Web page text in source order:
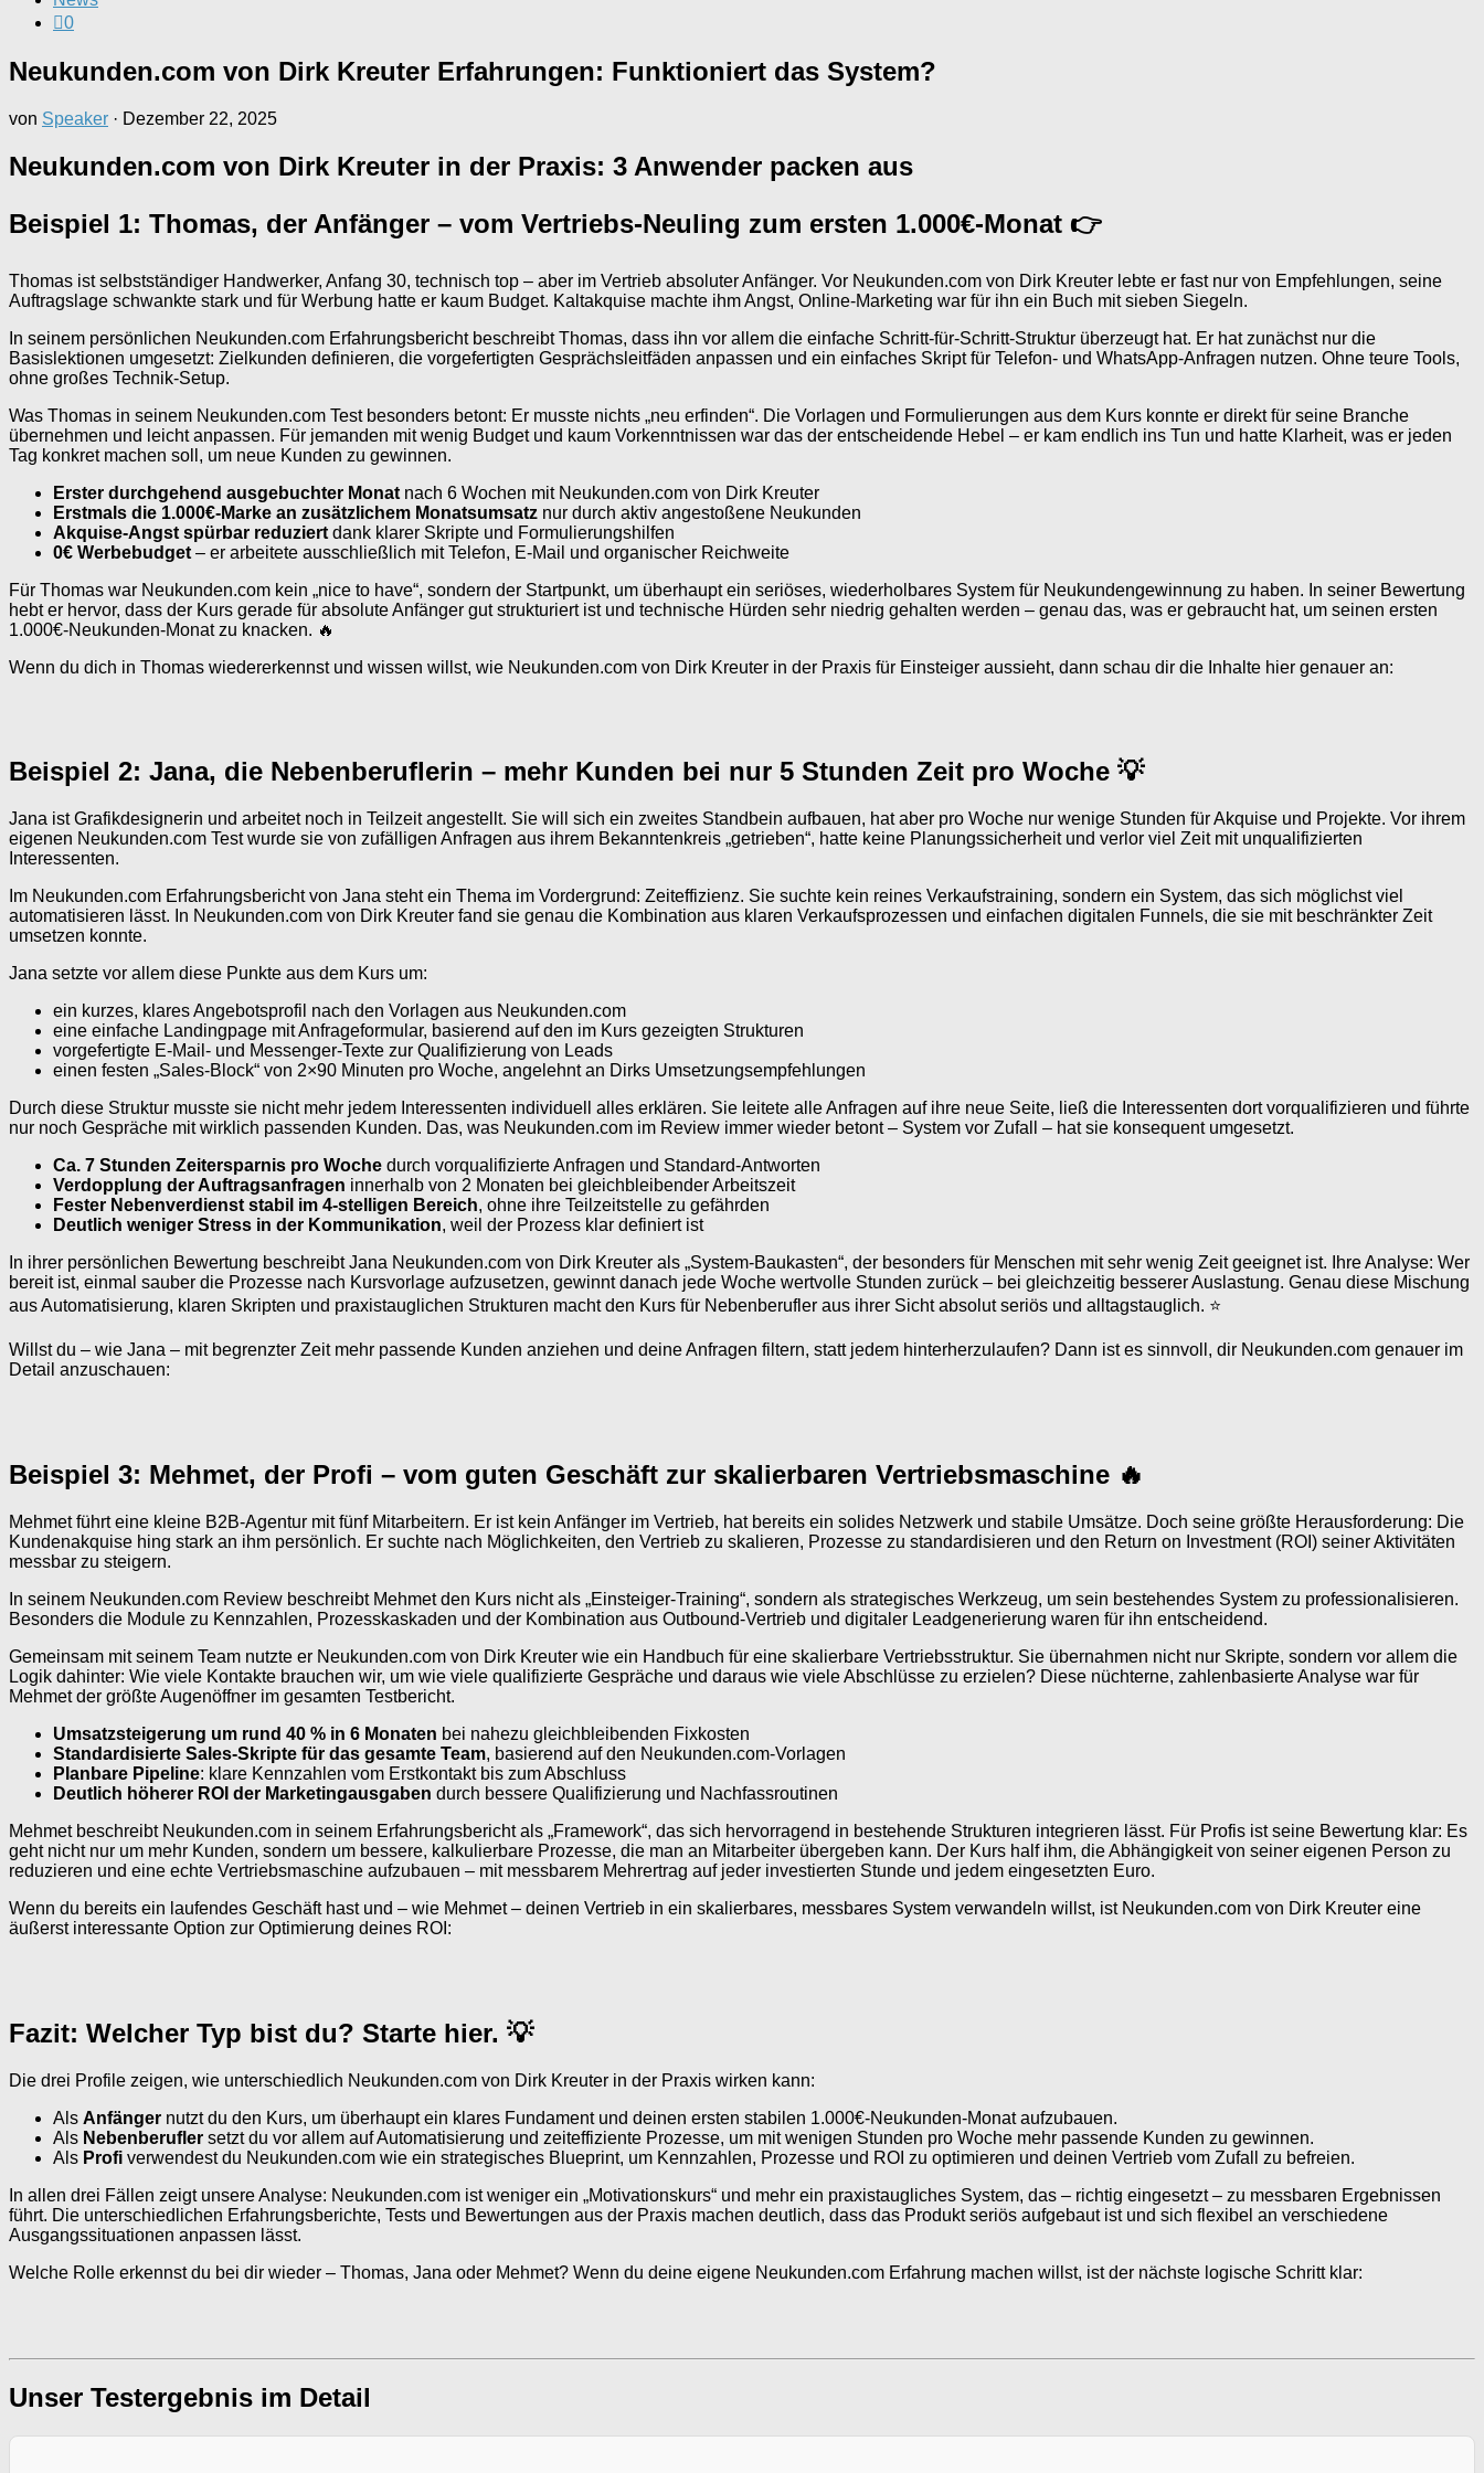
0
Neukunden.com von Dirk Kreuter Erfahrungen: Funktioniert das System?
von Speaker · Dezember 22, 2025
Neukunden.com von Dirk Kreuter in der Praxis: 3 Anwender packen aus
Beispiel 1: Thomas, der Anfänger – vom Vertriebs-Neuling zum ersten 1.000€-Monat 👉
Thomas ist selbstständiger Handwerker, Anfang 30, technisch top – aber im Vertrieb absoluter Anfänger. Vor Neukunden.com von Dirk Kreuter lebte er fast nur von Empfehlungen, seine
Auftragslage schwankte stark und für Werbung hatte er kaum Budget. Kaltakquise machte ihm Angst, Online-Marketing war für ihn ein Buch mit sieben Siegeln.
In seinem persönlichen Neukunden.com Erfahrungsbericht beschreibt Thomas, dass ihn vor allem die einfache Schritt-für-Schritt-Struktur überzeugt hat. Er hat zunächst nur die
Basislektionen umgesetzt: Zielkunden definieren, die vorgefertigten Gesprächsleitfäden anpassen und ein einfaches Skript für Telefon- und WhatsApp-Anfragen nutzen. Ohne teure Tools,
ohne großes Technik-Setup.
Was Thomas in seinem Neukunden.com Test besonders betont: Er musste nichts „neu erfinden“. Die Vorlagen und Formulierungen aus dem Kurs konnte er direkt für seine Branche
übernehmen und leicht anpassen. Für jemanden mit wenig Budget und kaum Vorkenntnissen war das der entscheidende Hebel – er kam endlich ins Tun und hatte Klarheit, was er jeden
Tag konkret machen soll, um neue Kunden zu gewinnen.
Erster durchgehend ausgebuchter Monat nach 6 Wochen mit Neukunden.com von Dirk Kreuter
Erstmals die 1.000€-Marke an zusätzlichem Monatsumsatz nur durch aktiv angestoßene Neukunden
Akquise-Angst spürbar reduziert dank klarer Skripte und Formulierungshilfen
0€ Werbebudget – er arbeitete ausschließlich mit Telefon, E-Mail und organischer Reichweite
Für Thomas war Neukunden.com kein „nice to have“, sondern der Startpunkt, um überhaupt ein seriöses, wiederholbares System für Neukundengewinnung zu haben. In seiner Bewertung
hebt er hervor, dass der Kurs gerade für absolute Anfänger gut strukturiert ist und technische Hürden sehr niedrig gehalten werden – genau das, was er gebraucht hat, um seinen ersten
1.000€-Neukunden-Monat zu knacken. 🔥
Wenn du dich in Thomas wiedererkennst und wissen willst, wie Neukunden.com von Dirk Kreuter in der Praxis für Einsteiger aussieht, dann schau dir die Inhalte hier genauer an:
Beispiel 2: Jana, die Nebenberuflerin – mehr Kunden bei nur 5 Stunden Zeit pro Woche 💡
Jana ist Grafikdesignerin und arbeitet noch in Teilzeit angestellt. Sie will sich ein zweites Standbein aufbauen, hat aber pro Woche nur wenige Stunden für Akquise und Projekte. Vor ihrem
eigenen Neukunden.com Test wurde sie von zufälligen Anfragen aus ihrem Bekanntenkreis „getrieben“, hatte keine Planungssicherheit und verlor viel Zeit mit unqualifizierten
Interessenten.
Im Neukunden.com Erfahrungsbericht von Jana steht ein Thema im Vordergrund: Zeiteffizienz. Sie suchte kein reines Verkaufstraining, sondern ein System, das sich möglichst viel
automatisieren lässt. In Neukunden.com von Dirk Kreuter fand sie genau die Kombination aus klaren Verkaufsprozessen und einfachen digitalen Funnels, die sie mit beschränkter Zeit
umsetzen konnte.
Jana setzte vor allem diese Punkte aus dem Kurs um:
ein kurzes, klares Angebotsprofil nach den Vorlagen aus Neukunden.com
eine einfache Landingpage mit Anfrageformular, basierend auf den im Kurs gezeigten Strukturen
vorgefertigte E-Mail- und Messenger-Texte zur Qualifizierung von Leads
einen festen „Sales-Block“ von 2×90 Minuten pro Woche, angelehnt an Dirks Umsetzungsempfehlungen
Durch diese Struktur musste sie nicht mehr jedem Interessenten individuell alles erklären. Sie leitete alle Anfragen auf ihre neue Seite, ließ die Interessenten dort vorqualifizieren und führte
nur noch Gespräche mit wirklich passenden Kunden. Das, was Neukunden.com im Review immer wieder betont – System vor Zufall – hat sie konsequent umgesetzt.
Ca. 7 Stunden Zeitersparnis pro Woche durch vorqualifizierte Anfragen und Standard-Antworten
Verdopplung der Auftragsanfragen innerhalb von 2 Monaten bei gleichbleibender Arbeitszeit
Fester Nebenverdienst stabil im 4-stelligen Bereich, ohne ihre Teilzeitstelle zu gefährden
Deutlich weniger Stress in der Kommunikation, weil der Prozess klar definiert ist
In ihrer persönlichen Bewertung beschreibt Jana Neukunden.com von Dirk Kreuter als „System-Baukasten“, der besonders für Menschen mit sehr wenig Zeit geeignet ist. Ihre Analyse: Wer
bereit ist, einmal sauber die Prozesse nach Kursvorlage aufzusetzen, gewinnt danach jede Woche wertvolle Stunden zurück – bei gleichzeitig besserer Auslastung. Genau diese Mischung
aus Automatisierung, klaren Skripten und praxistauglichen Strukturen macht den Kurs für Nebenberufler aus ihrer Sicht absolut seriös und alltagstauglich. ⭐
Willst du – wie Jana – mit begrenzter Zeit mehr passende Kunden anziehen und deine Anfragen filtern, statt jedem hinterherzulaufen? Dann ist es sinnvoll, dir Neukunden.com genauer im
Detail anzuschauen:
Beispiel 3: Mehmet, der Profi – vom guten Geschäft zur skalierbaren Vertriebsmaschine 🔥
Mehmet führt eine kleine B2B-Agentur mit fünf Mitarbeitern. Er ist kein Anfänger im Vertrieb, hat bereits ein solides Netzwerk und stabile Umsätze. Doch seine größte Herausforderung: Die
Kundenakquise hing stark an ihm persönlich. Er suchte nach Möglichkeiten, den Vertrieb zu skalieren, Prozesse zu standardisieren und den Return on Investment (ROI) seiner Aktivitäten
messbar zu steigern.
In seinem Neukunden.com Review beschreibt Mehmet den Kurs nicht als „Einsteiger-Training“, sondern als strategisches Werkzeug, um sein bestehendes System zu professionalisieren.
Besonders die Module zu Kennzahlen, Prozesskaskaden und der Kombination aus Outbound-Vertrieb und digitaler Leadgenerierung waren für ihn entscheidend.
Gemeinsam mit seinem Team nutzte er Neukunden.com von Dirk Kreuter wie ein Handbuch für eine skalierbare Vertriebsstruktur. Sie übernahmen nicht nur Skripte, sondern vor allem die
Logik dahinter: Wie viele Kontakte brauchen wir, um wie viele qualifizierte Gespräche und daraus wie viele Abschlüsse zu erzielen? Diese nüchterne, zahlenbasierte Analyse war für
Mehmet der größte Augenöffner im gesamten Testbericht.
Umsatzsteigerung um rund 40 % in 6 Monaten bei nahezu gleichbleibenden Fixkosten
Standardisierte Sales-Skripte für das gesamte Team, basierend auf den Neukunden.com-Vorlagen
Planbare Pipeline: klare Kennzahlen vom Erstkontakt bis zum Abschluss
Deutlich höherer ROI der Marketingausgaben durch bessere Qualifizierung und Nachfassroutinen
Mehmet beschreibt Neukunden.com in seinem Erfahrungsbericht als „Framework“, das sich hervorragend in bestehende Strukturen integrieren lässt. Für Profis ist seine Bewertung klar: Es
geht nicht nur um mehr Kunden, sondern um bessere, kalkulierbare Prozesse, die man an Mitarbeiter übergeben kann. Der Kurs half ihm, die Abhängigkeit von seiner eigenen Person zu
reduzieren und eine echte Vertriebsmaschine aufzubauen – mit messbarem Mehrertrag auf jeder investierten Stunde und jedem eingesetzten Euro.
Wenn du bereits ein laufendes Geschäft hast und – wie Mehmet – deinen Vertrieb in ein skalierbares, messbares System verwandeln willst, ist Neukunden.com von Dirk Kreuter eine
äußerst interessante Option zur Optimierung deines ROI:
Fazit: Welcher Typ bist du? Starte hier. 💡
Die drei Profile zeigen, wie unterschiedlich Neukunden.com von Dirk Kreuter in der Praxis wirken kann:
Als Anfänger nutzt du den Kurs, um überhaupt ein klares Fundament und deinen ersten stabilen 1.000€-Neukunden-Monat aufzubauen.
Als Nebenberufler setzt du vor allem auf Automatisierung und zeiteffiziente Prozesse, um mit wenigen Stunden pro Woche mehr passende Kunden zu gewinnen.
Als Profi verwendest du Neukunden.com wie ein strategisches Blueprint, um Kennzahlen, Prozesse und ROI zu optimieren und deinen Vertrieb vom Zufall zu befreien.
In allen drei Fällen zeigt unsere Analyse: Neukunden.com ist weniger ein „Motivationskurs“ und mehr ein praxistaugliches System, das – richtig eingesetzt – zu messbaren Ergebnissen
führt. Die unterschiedlichen Erfahrungsberichte, Tests und Bewertungen aus der Praxis machen deutlich, dass das Produkt seriös aufgebaut ist und sich flexibel an verschiedene
Ausgangssituationen anpassen lässt.
Welche Rolle erkennst du bei dir wieder – Thomas, Jana oder Mehmet? Wenn du deine eigene Neukunden.com Erfahrung machen willst, ist der nächste logische Schritt klar:
Unser Testergebnis im Detail